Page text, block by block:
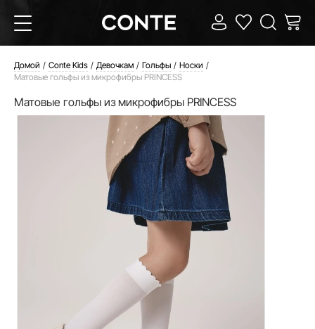
Домой Conte Kids Девочкам Гольфы
Носки
Матовые гольфы из микрофибры PRINCESS
Матовые гольфы из микрофибры PRINCESS